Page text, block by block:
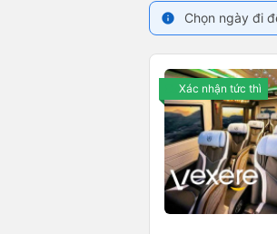
info Chọn ngày đi
Xác nhận tức thì